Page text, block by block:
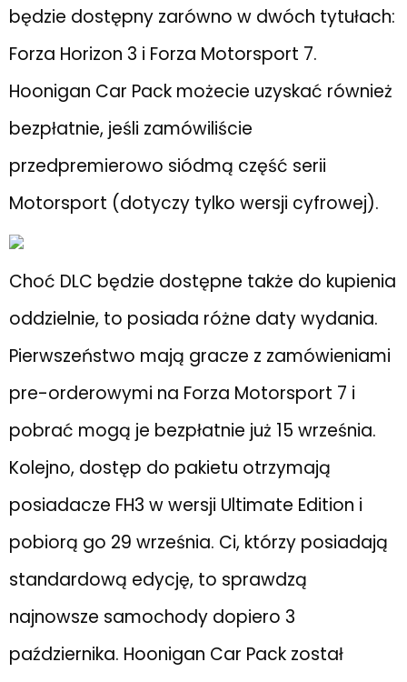
będzie dostępny zarówno w dwóch tytułach:
Forza Horizon 3 i Forza Motorsport 7.
Hoonigan Car Pack możecie uzyskać również
bezpłatnie, jeśli zamówiliście
przedpremierowo siódmą część serii
Motorsport (dotyczy tylko wersji cyfrowej).
Choć DLC będzie dostępne także do kupienia
oddzielnie, to posiada różne daty wydania.
Pierwszeństwo mają gracze z zamówieniami
pre-orderowymi na Forza Motorsport 7 i
pobrać mogą je bezpłatnie już 15 września.
Kolejno, dostęp do pakietu otrzymają
posiadacze FH3 w wersji Ultimate Edition i
pobiorą go 29 września. Ci, którzy posiadają
standardową edycję, to sprawdzą
najnowsze samochody dopiero 3
października. Hoonigan Car Pack został